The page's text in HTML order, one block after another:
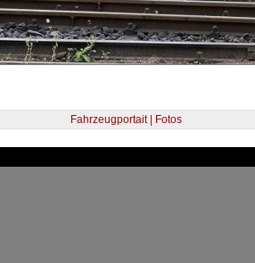
Fahrzeugportait | Fotos